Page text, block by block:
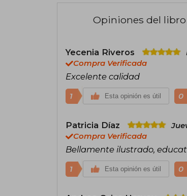
Opiniones del libro
Yecenia Riveros
Compra Verificada
Excelente calidad
1 Esta opinión es útil 0
Patricia Díaz
Compra Verificada
Bellamente ilustrado,
1 Esta opinión es útil 0